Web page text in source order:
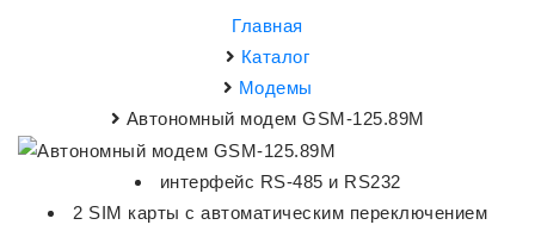
Главная
Каталог
Модемы
Автономный модем GSM-125.89M
интерфейс RS-485 и RS232
2 SIM карты с автоматическим переключением